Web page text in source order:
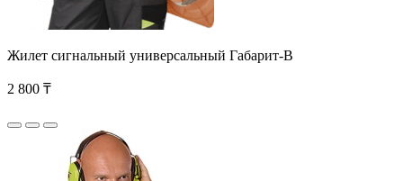
Жилет сигнальный универсальный Габарит-В
2 800 ₸